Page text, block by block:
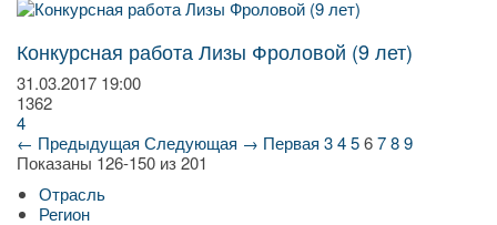
Конкурсная работа Лизы Фроловой (9 лет)
31.03.2017 19:00
1362
4
← Предыдущая Следующая → Первая 3456789
Показаны 126-150 из 201
Отрасль
Регион